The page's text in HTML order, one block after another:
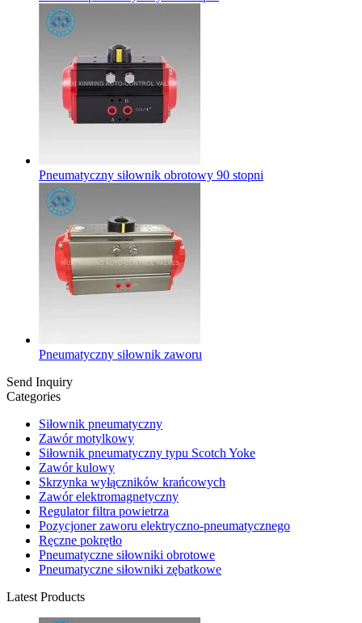
Pneumatyczny siłownik obrotowy 90 stopni
Pneumatyczny siłownik zaworu
Send Inquiry
Categories
Siłownik pneumatyczny
Zawór motylkowy
Siłownik pneumatyczny typu Scotch Yoke
Zawór kulowy
Skrzynka wyłączników krańcowych
Zawór elektromagnetyczny
Regulator filtra powietrza
Pozycjoner zaworu elektryczno-pneumatycznego
Ręczne pokrętło
Pneumatyczne siłowniki obrotowe
Pneumatyczne siłowniki zębatkowe
Latest Products